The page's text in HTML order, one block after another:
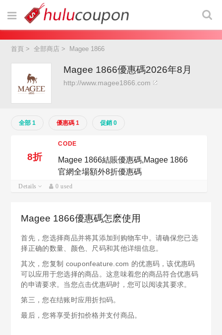
首頁 >全部商店 > Magee 1866
Magee 1866優惠碼2026年8月
http://www.magee1866.com
全部 1 優惠碼 1 促銷 0
8折
CODE
Magee 1866結賬優惠碼,Magee 1866
官網全場額外8折優惠碼
Details 0 used
Magee 1866優惠碼怎麽使用
首先，您选择商品并将其添加到购物车中。请确保您已选
择正确的数量、颜色、尺码和其他详细信息。
其次，您复制 couponfeature.com 的优惠码，该优惠码
可以应用于您选择的商品。这意味着您的商品符合优惠码
的申请要求。当您点击优惠码时，您可以阅读其要求。
第三，您在结账时应用折扣码。
最后，您将享受折扣价格并支付商品。